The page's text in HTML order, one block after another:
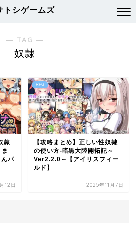
トシゲームズ
― TAG ―
奴隷
隷
パ
12日
RPG
【攻略まとめ】正しい性奴隷
の使い方-暗黒大陸開拓記～
Ver2.2.0～【アイリスフィー
ルド】
2025年11月7日